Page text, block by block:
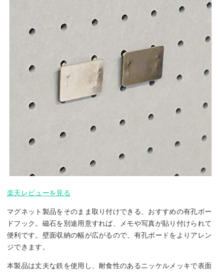
楽天レビューを見る
マグネット製品をそのまま取り付けできる、おすすめの有孔ボー
ドフック。磁石を別途用意すれば、メモや写真が貼り付けられて
便利です。壁面収納の幅が広がるので、有孔ボードをよりアレン
ジできます。
本製品は丈夫な鉄を使用し、耐食性のあるニッケルメッキで表面